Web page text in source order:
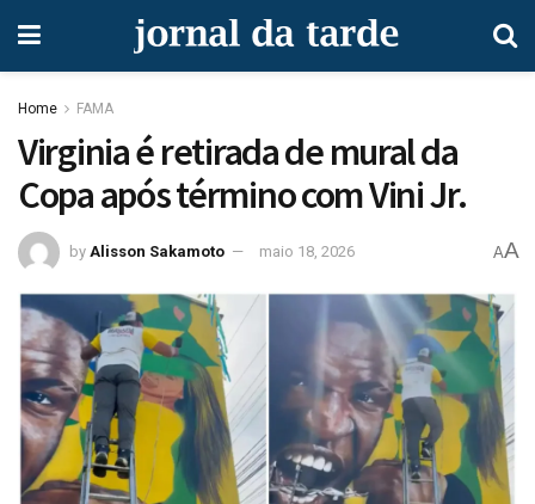
Home FAMA
Virginia é retirada de mural da
Copa após término com Vini Jr.
by Alisson Sakamoto maio 18, 2026 AA